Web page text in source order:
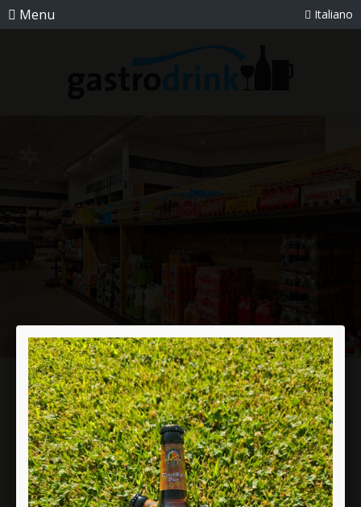
Menu Italiano
T + 39 0471 98 27 21
M + 39 348 7611246
info@gastrodrink.it